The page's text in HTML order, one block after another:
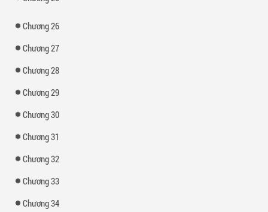
Chương 26
Chương 27
Chương 28
Chương 29
Chương 30
Chương 31
Chương 32
Chương 33
Chương 34